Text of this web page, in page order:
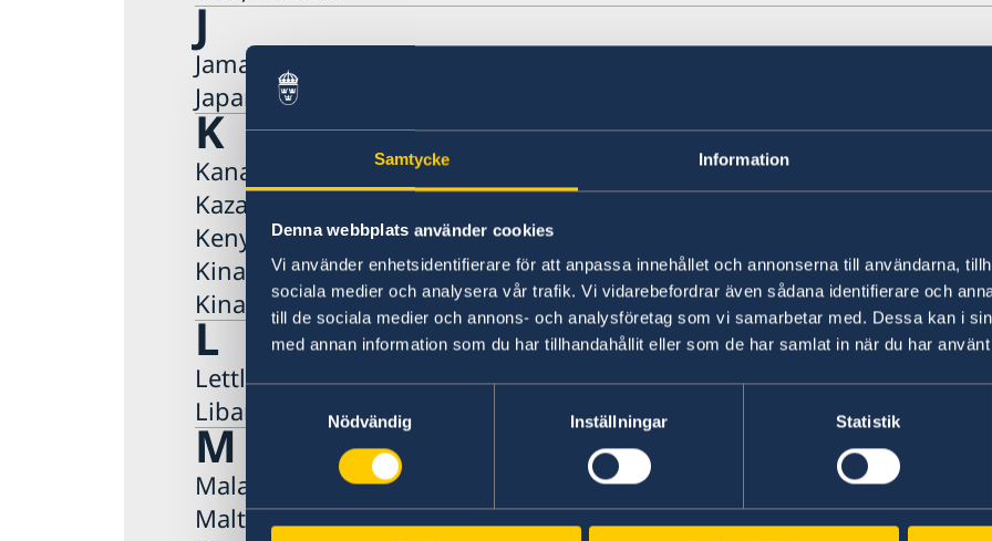
Samtycke Information
Denna webbplats använder cookies
Vi använder enhetsidentifierare för att anpassa innehållet och annonserna till användarna,
sociala medier och analysera vår trafik. Vi vidarebefordrar även sådana identifierare och
till de sociala medier och annons- och analysföretag som vi samarbetar med. Dessa kan i
med annan information som du har tillhandahållit eller som de har samlat in när du har
Nödvändig
Inställningar Statistik
J
Jamaica, Stockholm
Japan, Tokyo
K
Kanada, Ottawa
Kazakstan, Astana
Kenya, Nairobi
Kina, Peking
Kina, Shanghai
Kirgizistan,
Kosovo, Pristina
Kuba, Havanna
L
Lettland, Riga
Libanon, Beirut
Liberia, Monrovia
Litauen, Vilnius
M
Malaysia, Kuala Lumpur
Malta, Stockholm
Mexiko, Mexico City
Moçambique,